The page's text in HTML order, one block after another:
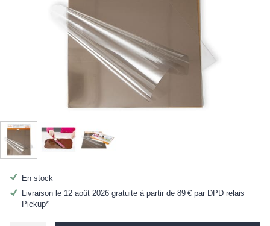
En stock
Livraison le 12 août 2026 gratuite à partir de 89 €par DPD relais
Pickup*